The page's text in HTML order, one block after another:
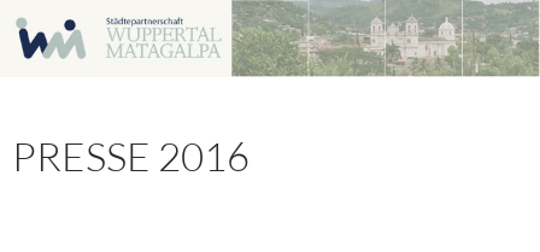
Zum
Inhalt
PRESSE 2016